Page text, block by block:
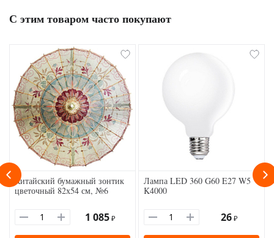
С этим товаром часто покупают
Китайский бумажный зонтик
цветочный 82х54 см, №6
1 085 ₽
Лампа LED 360 G60 E27 W5
K4000
26 ₽